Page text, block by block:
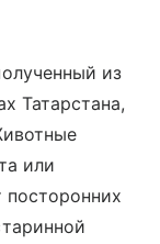
из
Татарстана,
или
посторонних